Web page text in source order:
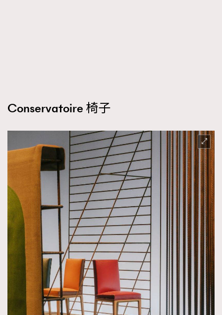
Conservatoire 椅子